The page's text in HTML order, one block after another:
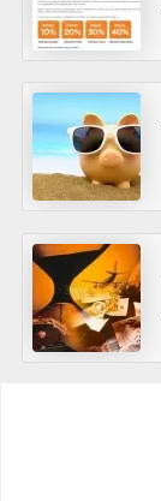
C
â
m
b
i
o
C
a
r
t